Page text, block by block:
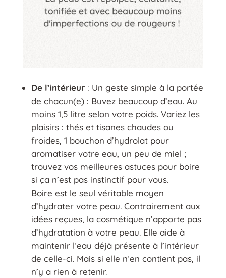
De l’intérieur : Un geste simple à la portée
de chacun(e) : Buvez beaucoup d’eau. Au
moins 1,5 litre selon votre poids. Variez les
plaisirs : thés et tisanes chaudes ou
froides, 1 bouchon d’hydrolat pour
aromatiser votre eau, un peu de miel ;
trouvez vos meilleures astuces pour boire
si ça n’est pas instinctif pour vous.
Boire est le seul véritable moyen
d’hydrater votre peau. Contrairement aux
idées reçues, la cosmétique n’apporte pas
d’hydratation à votre peau. Elle aide à
maintenir l’eau déjà présente à l’intérieur
de celle-ci. Mais si elle n’en contient pas, il
n’y a rien à retenir.